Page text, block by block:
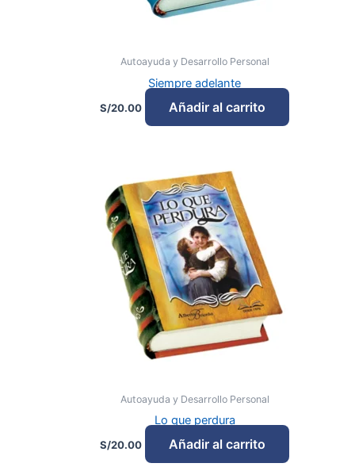
Autoayuda y Desarrollo Personal
Siempre adelante
S/20.00 Añadir al carrito
Autoayuda y Desarrollo Personal
Lo que perdura
S/20.00 Añadir al carrito